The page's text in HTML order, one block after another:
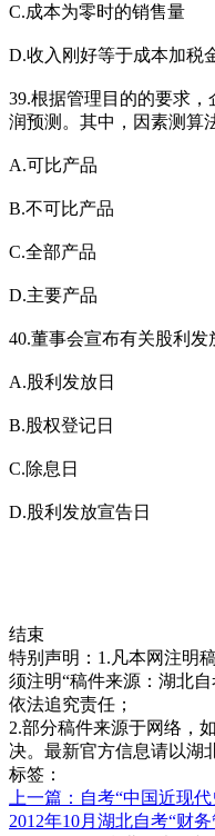
C.成本为零时的销售量
D.收入刚好等于成本加税
39.根据管理目的的要求
润预测。其中，因素测算
A.可比产品
B.不可比产品
C.全部产品
D.主要产品
40.董事会宣布有关股利
A.股利发放日
B.股权登记日
C.除息日
D.股利发放宣告日
结束
特别声明：1.凡本网注明
须注明“稿件来源：湖北
依法追究责任；
2.部分稿件来源于网络，
决。最新官方信息请以湖
标签：
上一篇：自考“中国近现
2012年10月湖北自考“财